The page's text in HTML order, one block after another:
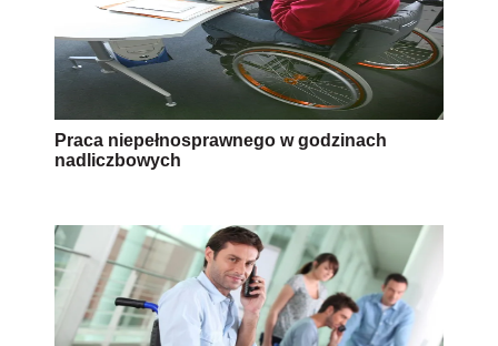
Praca niepełnosprawnego w godzinach
nadliczbowych